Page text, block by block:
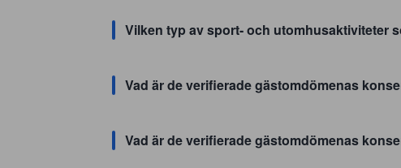
Vilken typ av sport- och utomhusaktiviteter
Vad är de verifierade gästomdömenas
Vad är de verifierade gästomdömenas